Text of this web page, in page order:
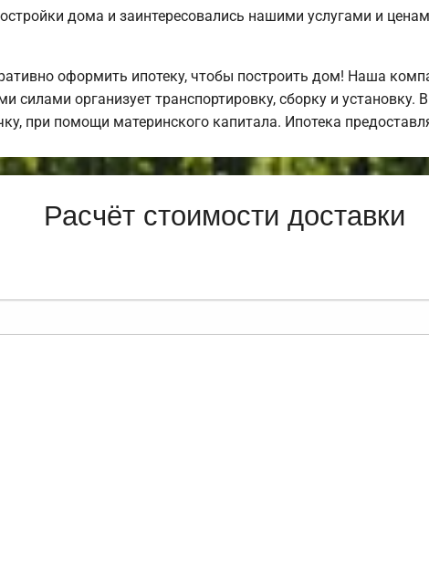
дома и заинтересовались нашими услугами и
оформить ипотеку, чтобы построить дом! Наша
силами организует транспортировку, сборку и
при помощи материнского капитала. Ипотека
Расчёт стоимости доставки